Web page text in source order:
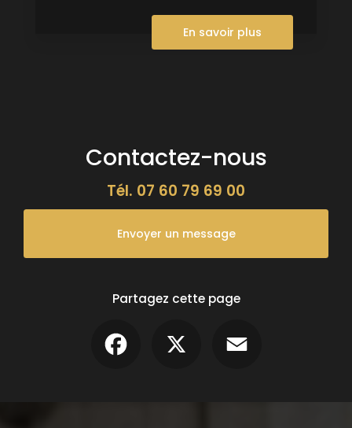
En savoir plus
Contactez-nous
Tél. 07 60 79 69 00
Envoyer un message
Partagez cette page